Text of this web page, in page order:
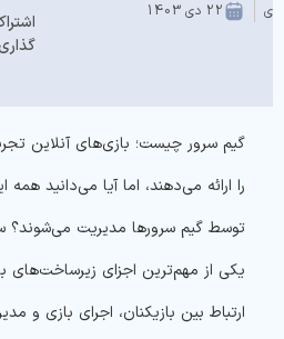
22 دی 1403
گیم سرور چیست؛ بازی‌های آنلاین
را ارائه می‌دهند، اما آیا می‌دانید
یکی از مهم‌ترین اجزای زیرساخت‌های
ارتباط بین بازیکنان، اجرای بازی و